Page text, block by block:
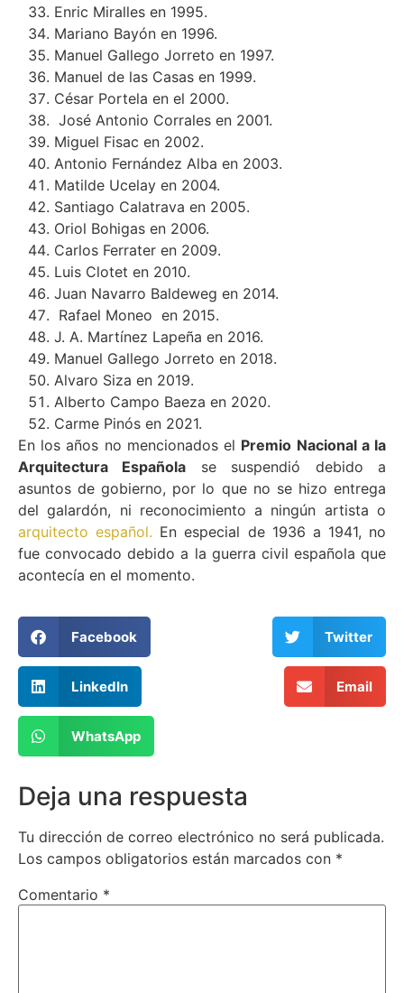
Enric Miralles en 1995.
Mariano Bayón en 1996.
Manuel Gallego Jorreto en 1997.
Manuel de las Casas en 1999.
César Portela en el 2000.
José Antonio Corrales en 2001.
Miguel Fisac en 2002.
Antonio Fernández Alba en 2003.
Matilde Ucelay en 2004.
Santiago Calatrava en 2005.
Oriol Bohigas en 2006.
Carlos Ferrater en 2009.
Luis Clotet en 2010.
Juan Navarro Baldeweg en 2014.
Rafael Moneo en 2015.
J. A. Martínez Lapeña en 2016.
Manuel Gallego Jorreto en 2018.
Alvaro Siza en 2019.
Alberto Campo Baeza en 2020.
Carme Pinós en 2021.
En los años no mencionados el Premio Nacional a la
Arquitectura Española se suspendió debido a
asuntos de gobierno, por lo que no se hizo entrega
del galardón, ni reconocimiento a ningún artista o
arquitecto español. En especial de 1936 a 1941, no
fue convocado debido a la guerra civil española que
acontecía en el momento.
Facebook Twitter
LinkedIn Email
WhatsApp
Deja una respuesta
Tu dirección de correo electrónico no será publicada.
Los campos obligatorios están marcados con *
Comentario *